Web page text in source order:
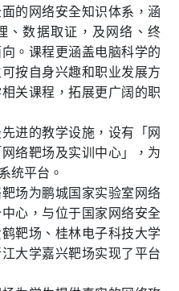
面的网络安全知识体系，涵
、数据取证，及网络、终
。课程更涵盖电脑科学的
按自身兴趣和职业发展方
关课程，拓展更广阔的职
先进的教学设施，设有「网
络靶场及实训中心」，为
统平台。
场为鹏城国家实验室网络
心，与位于国家网络安全
靶场、桂林电子科技大学
大学嘉兴靶场实现了平台